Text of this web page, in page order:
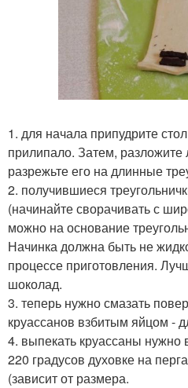
1. для начала припудрите
прилипало. Затем, разложите
разрежьте его на длинные
2. получившиеся
(начинайте сворачивать с
можно на основание
Начинка должна быть не
процессе приготовления.
шоколад.
3. теперь нужно смазать
круассанов взбитым яйцом -
4. выпекать круассаны нужно
220 градусов духовке на
(зависит от размера.